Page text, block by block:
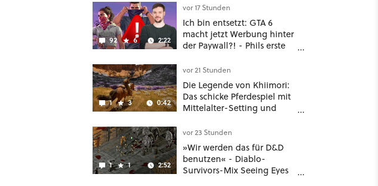
92 6 2:22
vor 17 Stunden
Ich bin entsetzt: GTA 6
macht jetzt Werbung hinter
der Paywall?! - Phils erste
Deal
1 3 0:42
vor 21 Stunden
Die Legende von Khiimori:
Das schicke Pferdespiel mit
Mittelalter-Setting und
noch größer und
gefährlicher
1 1 2:52
vor 23 Stunden
»Wir werden das für D&D
benutzen« - Diablo-
Survivors-Mix Seeing Eyes